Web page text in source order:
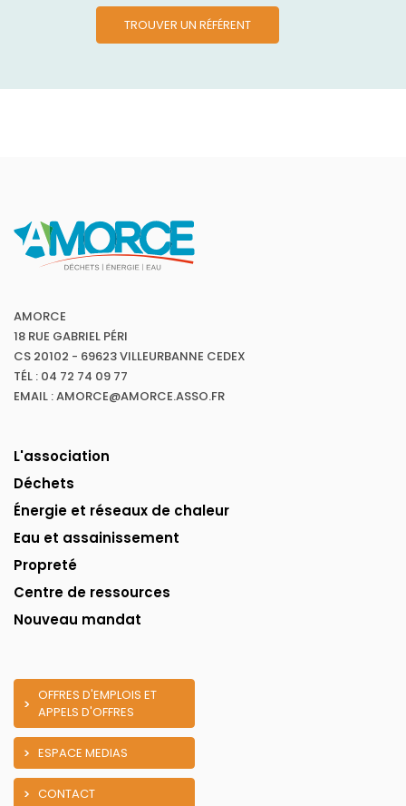
TROUVER UN RÉFÉRENT
AMORCE
18 RUE GABRIEL PÉRI
CS 20102 - 69623 VILLEURBANNE CEDEX
TÉL : 04 72 74 09 77
EMAIL : AMORCE@AMORCE.ASSO.FR
L'association
Déchets
Énergie et réseaux de chaleur
Eau et assainissement
Propreté
Centre de ressources
Nouveau mandat
OFFRES D'EMPLOIS ET
APPELS D'OFFRES
ESPACE MEDIAS
CONTACT